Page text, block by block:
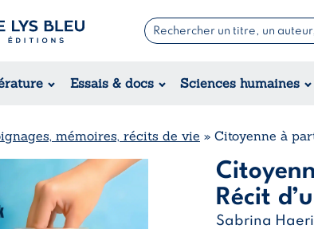
Essais & docs Sciences humaines
Romans
Suspense / Thriller / Policier
Romance
mémoires, récits de vie » Citoyenne à
Récit
Sabrina